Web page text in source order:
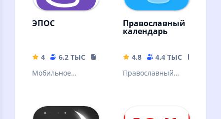
ЭПОС
4 6.2 ТЫС
31.87 MB
Мобильное
Православный
календарь
4.8 4.4 ТЫС
Православный